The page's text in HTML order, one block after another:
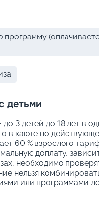
детьми
до 3 детей до 18 лет в
в каюте по
60 % взрослого
доплату,
необходимо
нельзя
или программами